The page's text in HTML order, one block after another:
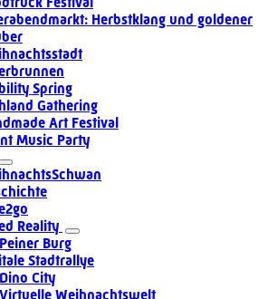
Herbstklang und goldener
Spring
Gathering
Art Festival
Music Party
Reality
Burg
Stadtrallye
City
Weihnachtswelt